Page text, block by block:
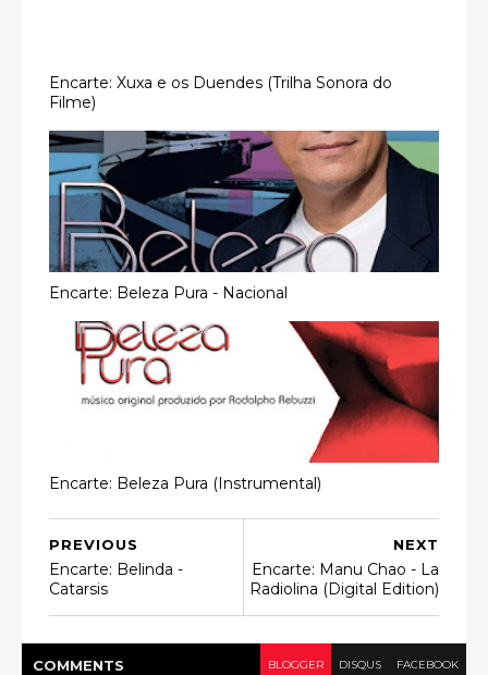
Encarte: Xuxa e os Duendes (Trilha Sonora do
Filme)
Encarte: Beleza Pura - Nacional
Encarte: Beleza Pura (Instrumental)
NEXT
Encarte: Manu Chao - La
Radiolina (Digital Edition)
PREVIOUS
Encarte: Belinda -
Catarsis
COMMENTS BLOGGER DISQUS FACEBOOK